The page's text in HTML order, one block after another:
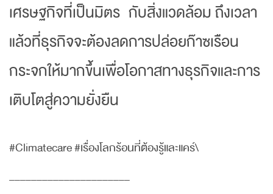
เศรษฐกิจที่เป็นมิตร กับสิ่งแวดล้อม ถึงเวลา
แล้วที่ธุรกิจจะต้องลดการปล่อยก๊าซเรือน
กระจกให้มากขึ้นเพื่อโอกาสทางธุรกิจและการ
เติบโตสู่ความยั่งยืน
#Climatecare #เรื่องโลกร้อนที่ต้องรู้และแคร์\
______________________